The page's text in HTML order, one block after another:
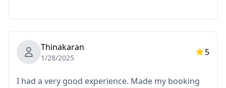
atau fasilitas lain yang memerlukan izin sebelumnya,
pastikan untuk mendapatkan izin pemotretan yang
Thinakaran
1/28/2025
5
I had a very good experience. Made my booking